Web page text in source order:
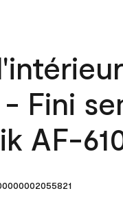
Fini
AF-